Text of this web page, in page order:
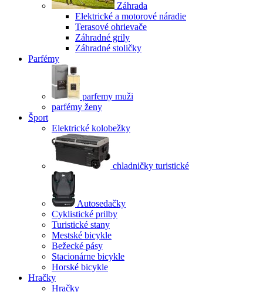
Záhrada
Elektrické a motorové náradie
Terasové ohrievače
Záhradné grily
Záhradné stoličky
Parfémy
parfemy muži
parfémy ženy
Šport
Elektrické kolobežky
chladničky turistické
Autosedačky
Cyklistické prilby
Turistické stany
Mestské bicykle
Bežecké pásy
Stacionárne bicykle
Horské bicykle
Hračky
Hračky